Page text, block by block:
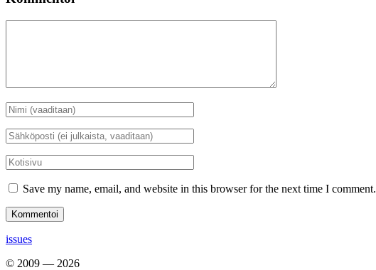
Nimi
*
Sähköposti
*
Kotisivu
Save my name, email, and website in this browser for the next time I comment.
issues
© 2009 — 2026